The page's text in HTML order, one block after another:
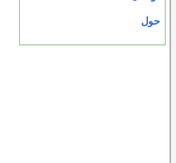
حول